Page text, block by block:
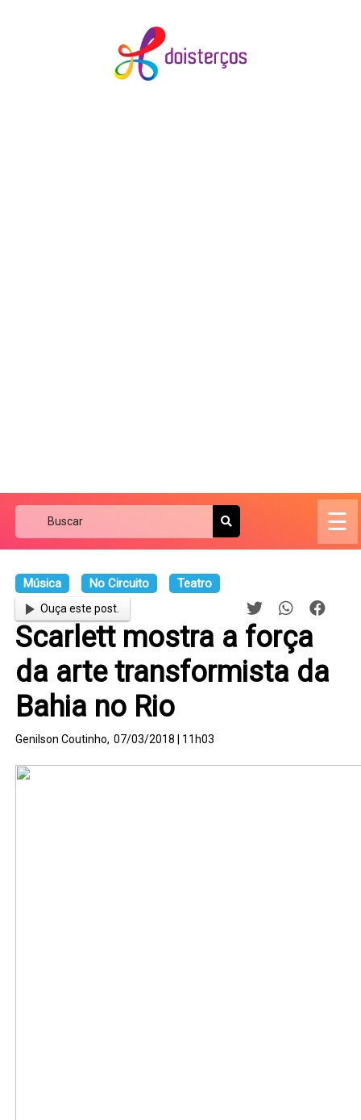
☰
Música No Circuito Teatro
Ouça este post.
Scarlett mostra a força
da arte transformista da
Bahia no Rio
Genilson Coutinho, 07/03/2018 | 11h03